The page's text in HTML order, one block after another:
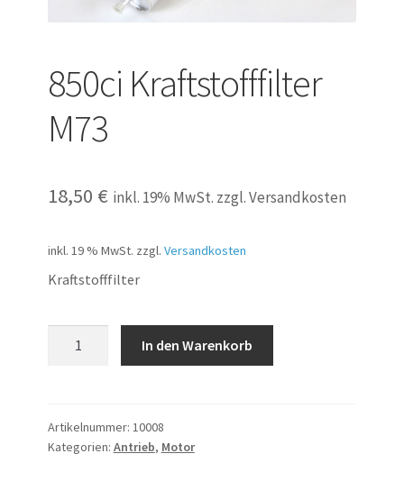
850ci Kraftstofffilter
M73
18,50 € inkl. 19% MwSt. zzgl. Versandkosten
inkl. 19 % MwSt. zzgl. Versandkosten
Kraftstofffilter
In den Warenkorb
Artikelnummer: 10008
Kategorien: Antrieb, Motor